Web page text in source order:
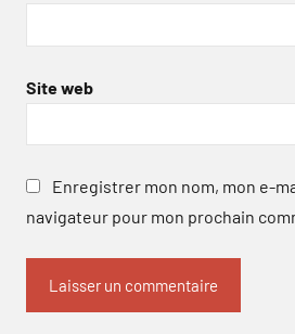
Site web
Enregistrer mon nom, mon e-
navigateur pour mon prochain